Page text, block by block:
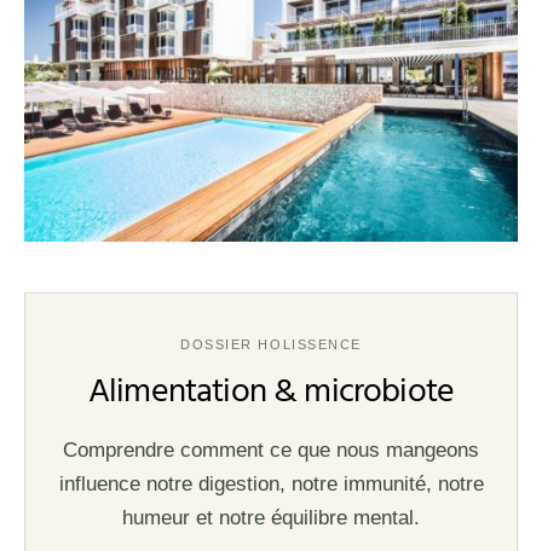
DOSSIER HOLISSENCE
Alimentation & microbiote
Comprendre comment ce que nous mangeons
influence notre digestion, notre immunité, notre
humeur et notre équilibre mental.